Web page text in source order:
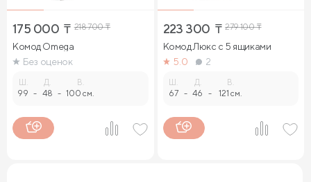
175 000 ₸ 218 700₸
Комод Omega
Без оценок
99 -
Д.
48 -
В.
100 см.
223 300 ₸ 279 100₸
Комод Люкс с 5 ящиками
5.0
2
67 -
Д.
46 -
В.
121 см.